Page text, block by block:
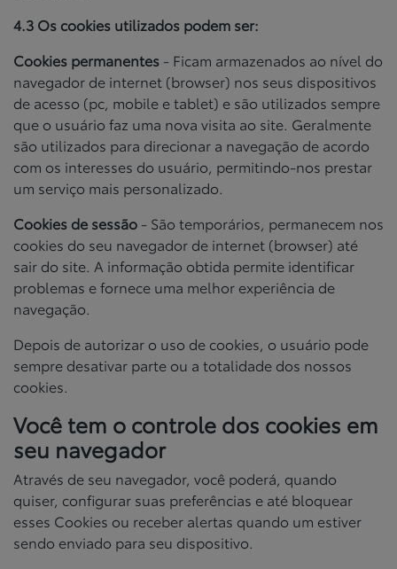
4.3 Os cookies utilizados podem ser:
Cookies permanentes - Ficam armazenados ao nível do
navegador de internet (browser) nos seus dispositivos
de acesso (pc, mobile e tablet) e são utilizados sempre
que o usuário faz uma nova visita ao site. Geralmente
são utilizados para direcionar a navegação de acordo
com os interesses do usuário, permitindo-nos prestar
um serviço mais personalizado.
Cookies de sessão - São temporários, permanecem nos
cookies do seu navegador de internet (browser) até
sair do site. A informação obtida permite identificar
problemas e fornece uma melhor experiência de
navegação.
Depois de autorizar o uso de cookies, o usuário pode
sempre desativar parte ou a totalidade dos nossos
cookies.
Você tem o controle dos cookies em
seu navegador
Através de seu navegador, você poderá, quando
quiser, configurar suas preferências e até bloquear
esses Cookies ou receber alertas quando um estiver
sendo enviado para seu dispositivo.